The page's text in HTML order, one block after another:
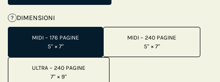
? DIMENSIONI
MIDI – 176 PAGINE
5" × 7"
MIDI – 240 PAGINE
5" × 7"
ULTRA – 240 PAGINE
7" × 9"